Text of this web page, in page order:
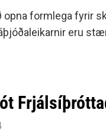
opna formlega fyrir
eru